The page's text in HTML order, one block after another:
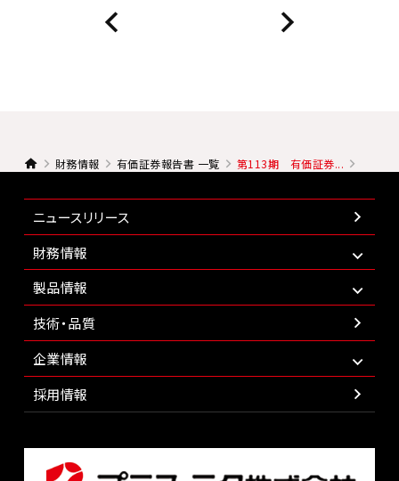
財務情報 有価証券報告書 一覧 第113期 有価証券...
ニュースリリース
財務情報
製品情報
技術・品質
企業情報
採用情報